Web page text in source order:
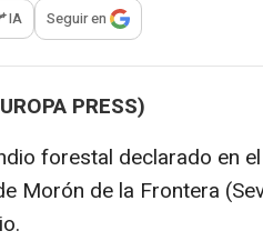
para compartir
IA Seguir en
PRESS)
forestal declarado en el
Morón de la Frontera